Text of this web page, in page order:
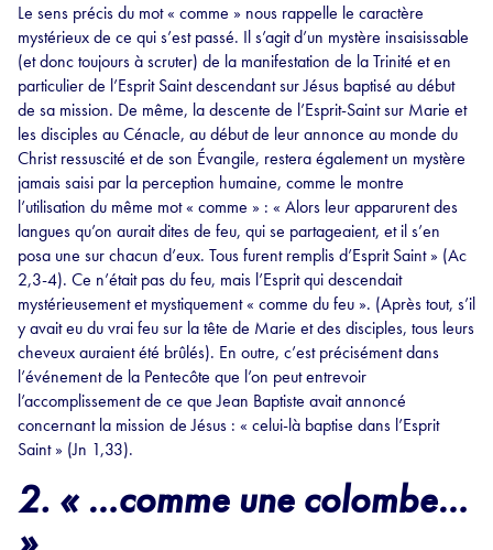
Le sens précis du mot « comme » nous rappelle le caractère
mystérieux de ce qui s’est passé. Il s’agit d’un mystère insaisissable
(et donc toujours à scruter) de la manifestation de la Trinité et en
particulier de l’Esprit Saint descendant sur Jésus baptisé au début
de sa mission. De même, la descente de l’Esprit-Saint sur Marie et
les disciples au Cénacle, au début de leur annonce au monde du
Christ ressuscité et de son Évangile, restera également un mystère
jamais saisi par la perception humaine, comme le montre
l’utilisation du même mot « comme » : « Alors leur apparurent des
langues qu’on aurait dites de feu, qui se partageaient, et il s’en
posa une sur chacun d’eux. Tous furent remplis d’Esprit Saint » (Ac
2,3-4). Ce n’était pas du feu, mais l’Esprit qui descendait
mystérieusement et mystiquement « comme du feu ». (Après tout, s’il
y avait eu du vrai feu sur la tête de Marie et des disciples, tous leurs
cheveux auraient été brûlés). En outre, c’est précisément dans
l’événement de la Pentecôte que l’on peut entrevoir
l’accomplissement de ce que Jean Baptiste avait annoncé
concernant la mission de Jésus : « celui-là baptise dans l’Esprit
Saint » (Jn 1,33).
2. « …comme une colombe…